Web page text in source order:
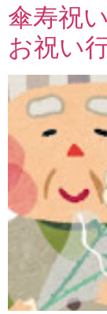
傘寿祝
お祝い行